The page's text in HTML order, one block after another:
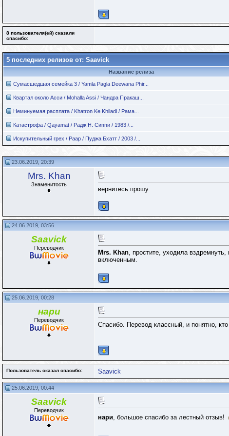
8 пользователя(ей) сказали
cпасибо:
5 последних релизов от: Saavick
Название релиза
Сумасшедшая семейка 3 / Yamla Pagla Deewana Phir...
Квартал около Асси / Mohalla Assi / Чандра Пракаш...
Неминуемая расплата / Khatron Ke Khiladi / Рама...
Катастрофа / Qayamat / Радж Н. Сиппи / 1983 /...
Искупительный грех / Paap / Пуджа Бхатт / 2003 /...
23.06.2019, 20:39
Mrs. Khan
Знаменитость
вернитесь прошу
24.06.2019, 03:56
Saavick
Переводчик
Mrs. Khan, простите, уходила
включенным.
25.06.2019, 00:28
нари
Переводчик
Спасибо. Перевод классный, и понятно,
Пользователь сказал cпасибо: Saavick
25.06.2019, 00:44
Saavick
Переводчик
нари , большое спасибо за лестный отзыв!